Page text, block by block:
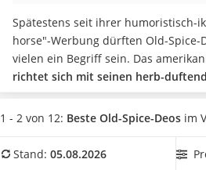
Reisehaartrockner
Eiweißpulver
Magnesiumpräparat
Katzenklappe
Nackenmassagegerät
Zeckenschutz Katze
Philips-Sonicare-Zahnbürste
Spätestens seit ihrer humoristisch-
horse"-Werbung dürften Old-Spice-
vielen ein Begriff sein. Das
richtet sich mit seinen herb-
vorwiegend an Männerund
Frische. Verschiedene Online-Tests
Old-Spice-Deo im praktischen 6er-
1 - 2 von 12: Beste Old-Spice-Deos im
Stand: 05.08.2026